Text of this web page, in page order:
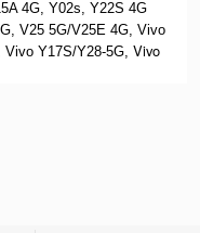
4G, Y02s, Y22S 4G
V25 5G/V25E 4G, Vivo
Y17S/Y28-5G, Vivo